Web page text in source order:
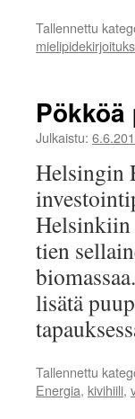
Tallennettu
Julkaistu:
Helsingin
Helsinkiin
tien
lisätä
Tallennettu
Energia, kivihiili,